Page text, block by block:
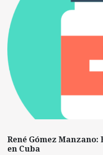
René Gómez
en Cuba